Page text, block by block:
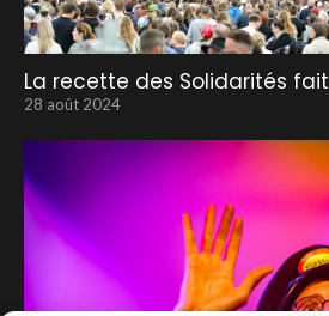
La recette des Solidarités
28 août 2024